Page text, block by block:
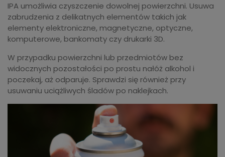
IPA umożliwia czyszczenie dowolnej powierzchni. Usuwa
zabrudzenia z delikatnych elementów takich jak
elementy elektroniczne, magnetyczne, optyczne,
komputerowe, bankomaty czy drukarki 3D.
W przypadku powierzchni lub przedmiotów bez
widocznych pozostałości po prostu nałóż alkohol i
poczekaj, aż odparuje. Sprawdzi się również przy
usuwaniu uciążliwych śladów po naklejkach.